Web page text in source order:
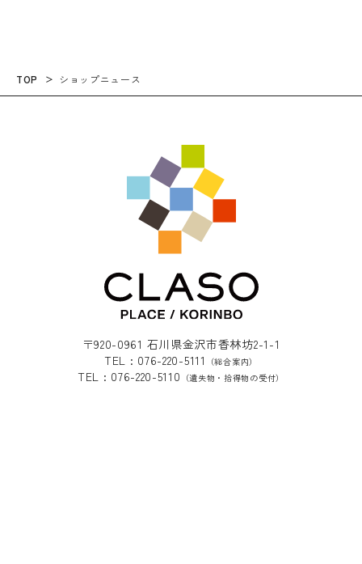
TOP ショップニュース
〒920-0961 石川県金沢市香林坊2-1-1
TEL : 076-220-5111
（総合案内）
TEL : 076-220-5110 （遺失物・拾得物の受付）